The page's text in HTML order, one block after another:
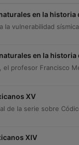
en la historia
en la historia
XV
XIV